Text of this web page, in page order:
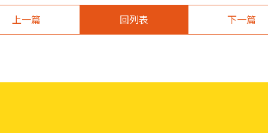
上一篇 回列表 下一篇